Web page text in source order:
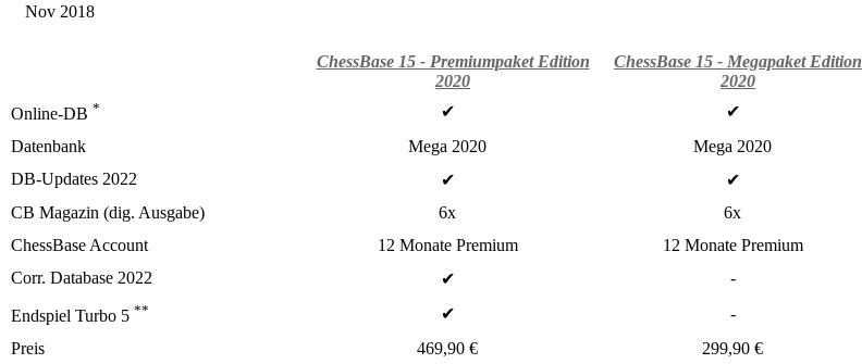
Nov 2018
ChessBase 15 - Premiumpaket Edition
2020
ChessBase 15 - Megapaket Edition
2020
Online-DB * ✔ ✔
Datenbank
Mega 2020 Mega 2020
DB-Updates 2022
✔ ✔
CB Magazin (dig. Ausgabe)
6x 6x
ChessBase Account
12 Monate Premium 12 Monate Premium
Corr. Database 2022
✔ -
Endspiel Turbo 5 ** ✔ -
Preis
469,90 € 299,90 €